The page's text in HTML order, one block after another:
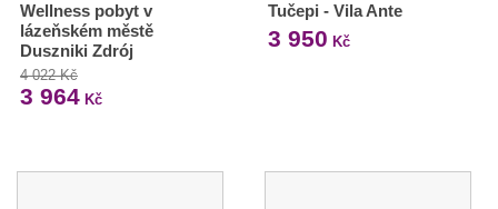
Wellness pobyt v
lázeňském městě
Duszniki Zdrój
4 022 Kč
3 964 Kč
Tučepi - Vila Ante
3 950 Kč